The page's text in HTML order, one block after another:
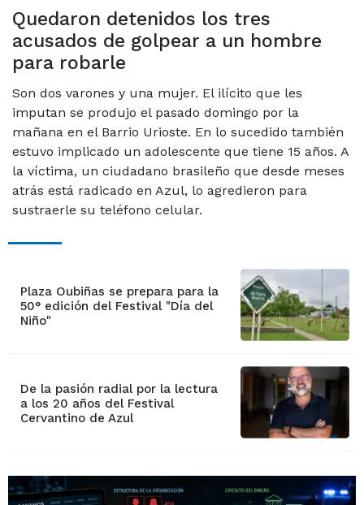
Quedaron detenidos los tres
acusados de golpear a un hombre
para robarle
Son dos varones y una mujer. El ilícito que les
imputan se produjo el pasado domingo por la
mañana en el Barrio Urioste. En lo sucedido también
estuvo implicado un adolescente que tiene 15 años. A
la víctima, un ciudadano brasileño que desde meses
atrás está radicado en Azul, lo agredieron para
sustraerle su teléfono celular.
Plaza Oubiñas se prepara para la
50° edición del Festival "Día del
Niño"
De la pasión radial por la lectura
a los 20 años del Festival
Cervantino de Azul